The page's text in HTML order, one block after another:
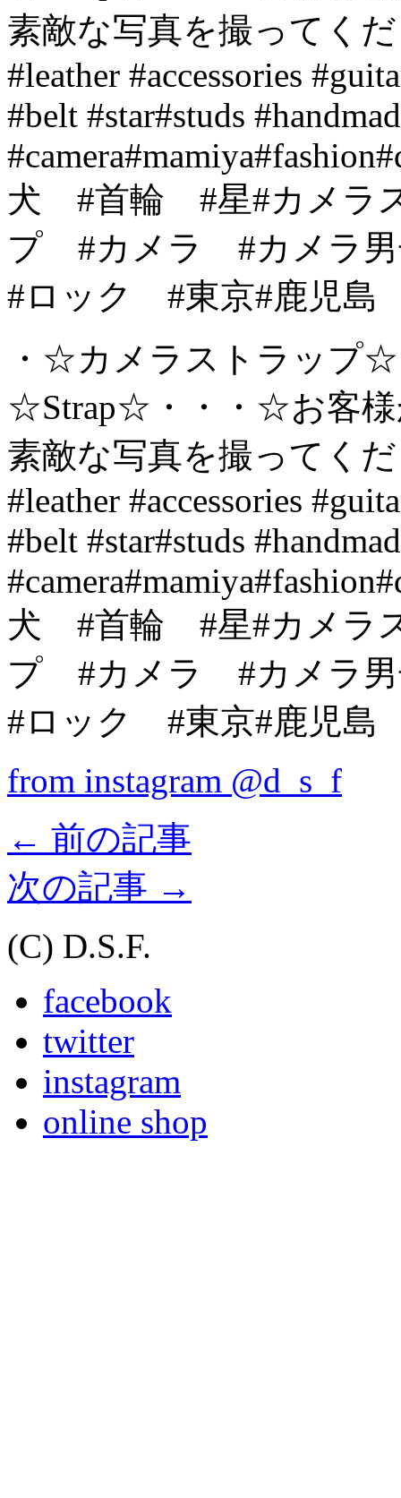
・☆カメラストラップ
☆Strap☆・・・☆お客
素敵な写真を撮ってく
#leather #accessories
#belt #star#studs
犬 #首輪 #星#カメラ
プ #カメラ #カメラ男
#ロック #東京#鹿児島
from instagram @d_s_f
← 前の記事
次の記事 →
(C) D.S.F.
facebook
twitter
instagram
online shop